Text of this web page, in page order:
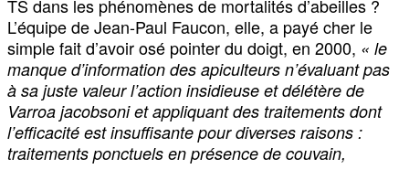
TS dans les phénomènes de mortalités d’abeilles ?
L’équipe de Jean-Paul Faucon, elle, a payé cher le
simple fait d’avoir osé pointer du doigt, en 2000, « le
manque d’information des apiculteurs n’évaluant pas
à sa juste valeur l’action insidieuse et délétère de
Varroa jacobsoni et appliquant des traitements dont
l’efficacité est insuffisante pour diverses raisons :
traitements ponctuels en présence de couvain,